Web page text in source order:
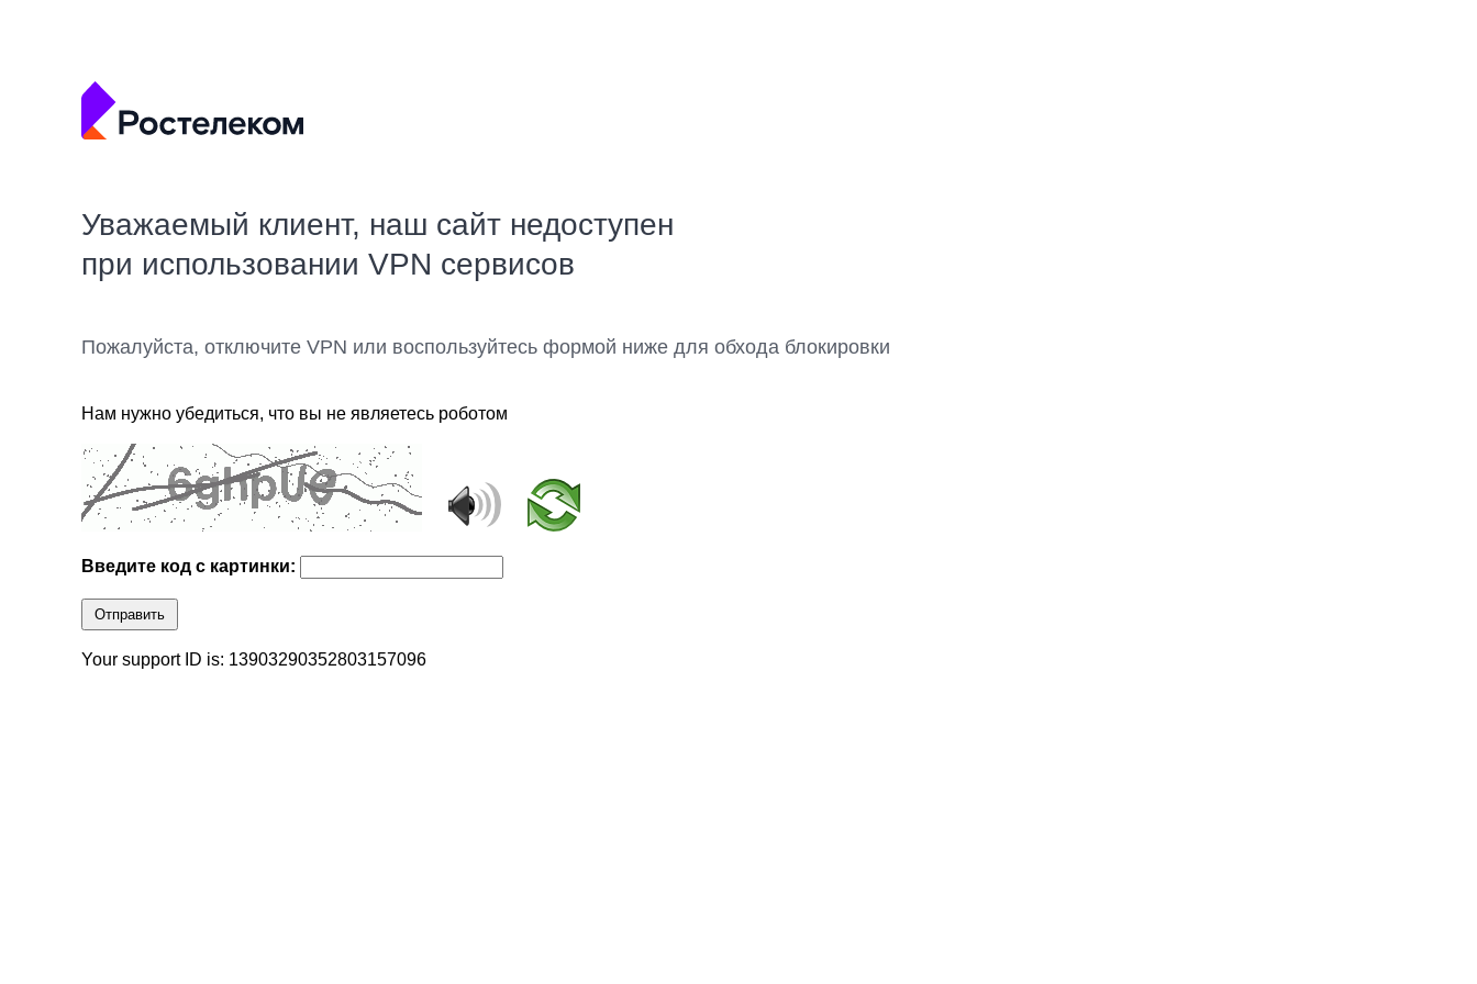
Уважаемый клиент, наш сайт недоступен
при использовании VPN сервисов
Пожалуйста, отключите VPN или воспользуйтесь формой ниже для обхода блокировки
Нам нужно убедиться, что вы не являетесь роботом
Введите код с картинки:
Отправить
Your support ID is: 13903290352803157096